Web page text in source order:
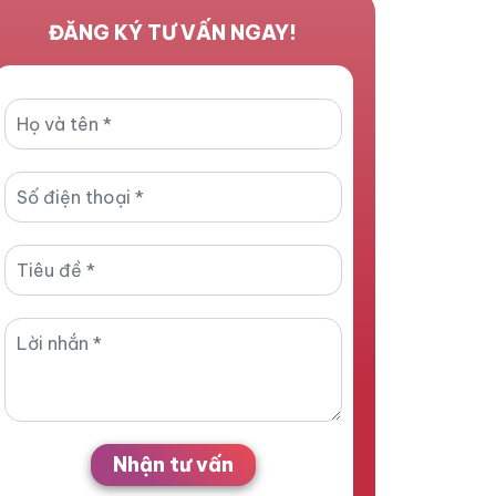
ĐĂNG KÝ TƯ VẤN NGAY!
Nhận tư vấn